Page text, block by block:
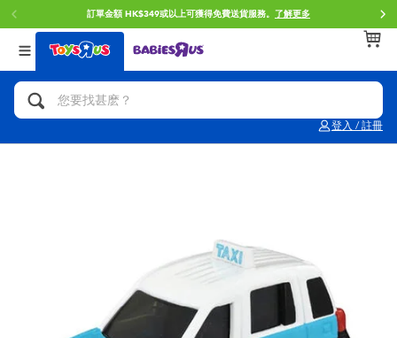
訂單金額 HK$349或以上可獲得免費送貨服務。 了解更多
登入 / 註冊
返回
分類目錄
人氣英雄,角色扮演,射擊玩具
玩具車,貨車,火車及遙控系列
手工藝,文具,蠟筆,泥膠,畫板
返回
品牌
Brunch Brother 早午餐兄弟
Play-Doh培樂多
返回
年齢
0~2歳